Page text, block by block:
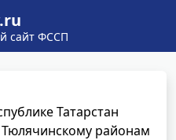
сайт ФССП
Татарстан
районам